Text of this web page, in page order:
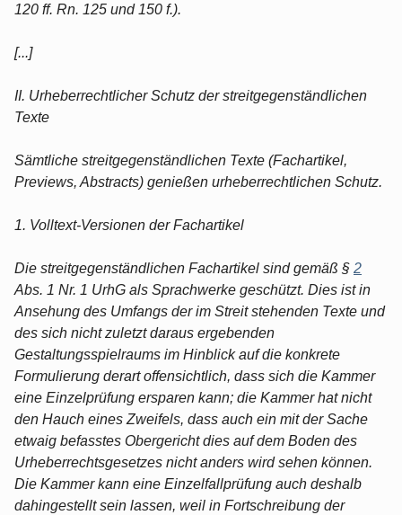
120 ff. Rn. 125 und 150 f.).
[...]
II. Urheberrechtlicher Schutz der streitgegenständlichen
Texte
Sämtliche streitgegenständlichen Texte (Fachartikel,
Previews, Abstracts) genießen urheberrechtlichen Schutz.
1. Volltext-Versionen der Fachartikel
Die streitgegenständlichen Fachartikel sind gemäß § 2
Abs. 1 Nr. 1 UrhG als Sprachwerke geschützt. Dies ist in
Ansehung des Umfangs der im Streit stehenden Texte und
des sich nicht zuletzt daraus ergebenden
Gestaltungsspielraums im Hinblick auf die konkrete
Formulierung derart offensichtlich, dass sich die Kammer
eine Einzelprüfung ersparen kann; die Kammer hat nicht
den Hauch eines Zweifels, dass auch ein mit der Sache
etwaig befasstes Obergericht dies auf dem Boden des
Urheberrechtsgesetzes nicht anders wird sehen können.
Die Kammer kann eine Einzelfallprüfung auch deshalb
dahingestellt sein lassen, weil in Fortschreibung der